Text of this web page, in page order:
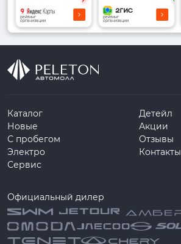
рейтинг
организации
рейтинг
организации
Каталог
Новые
С пробегом
Электро
Сервис
Детейл
Акции
Отзывы
Контакты
Официальный дилер